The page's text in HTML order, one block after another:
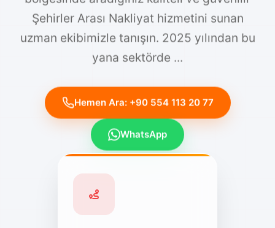
Şehirler Arası Nakliyat hizmetini sunan
uzman ekibimizle tanışın. 2025 yılından bu
yana sektörde ...